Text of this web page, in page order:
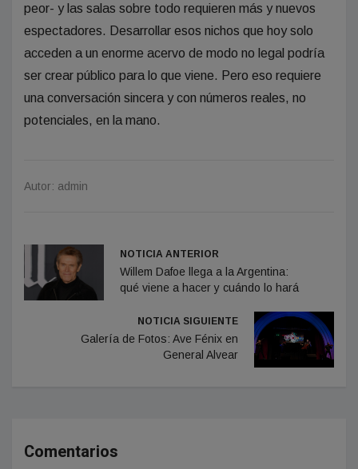
peor- y las salas sobre todo requieren más y nuevos
espectadores. Desarrollar esos nichos que hoy solo
acceden a un enorme acervo de modo no legal podría
ser crear público para lo que viene. Pero eso requiere
una conversación sincera y con números reales, no
potenciales, en la mano.
Autor: admin
NOTICIA ANTERIOR
Willem Dafoe llega a la Argentina:
qué viene a hacer y cuándo lo hará
NOTICIA SIGUIENTE
Galería de Fotos: Ave Fénix en
General Alvear
Comentarios